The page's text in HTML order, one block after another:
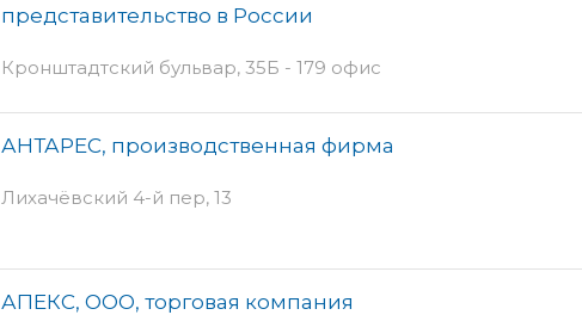
представительство в России
Кронштадтский бульвар, 35Б - 179 офис
АНТАРЕС, производственная фирма
Лихачёвский 4-й пер, 13
АПЕКС, ООО, торговая компания